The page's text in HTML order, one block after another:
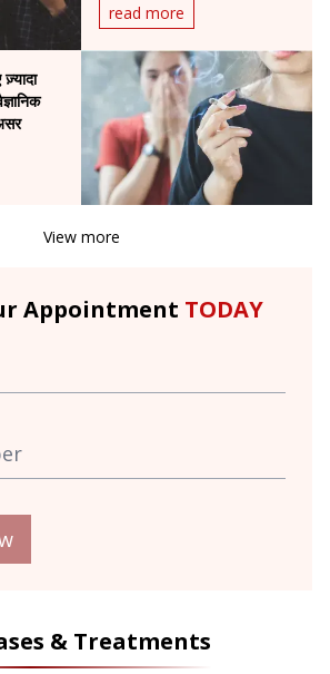
read more
View more
Appointment TODAY
& Treatments